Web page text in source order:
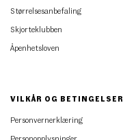
Størrelsesanbefaling
Skjorteklubben
Åpenhetsloven
VILKÅR OG BETINGELSER
Personvernerklæring
Personopplysninger